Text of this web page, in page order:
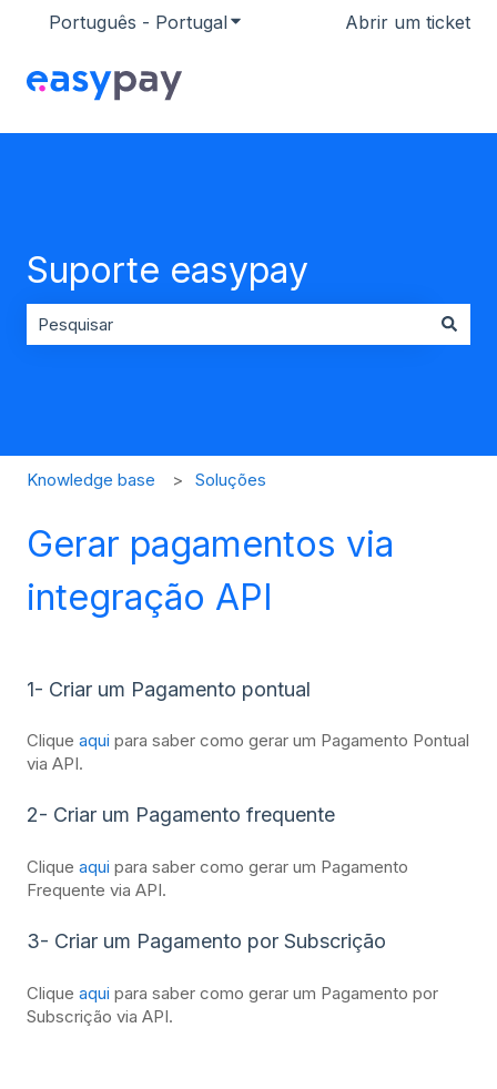
Português - PortugalMostrar submenu para
Abrir um ticket
Suporte easypay
Knowledge base Soluções
Gerar pagamentos via
integração API
1- Criar um Pagamento pontual
Clique aqui para saber como gerar um Pagamento Pontual
via API.
2- Criar um Pagamento frequente
Clique aqui para saber como gerar um Pagamento
Frequente via API.
3- Criar um Pagamento por Subscrição
Clique aqui para saber como gerar um Pagamento por
Subscrição via API.